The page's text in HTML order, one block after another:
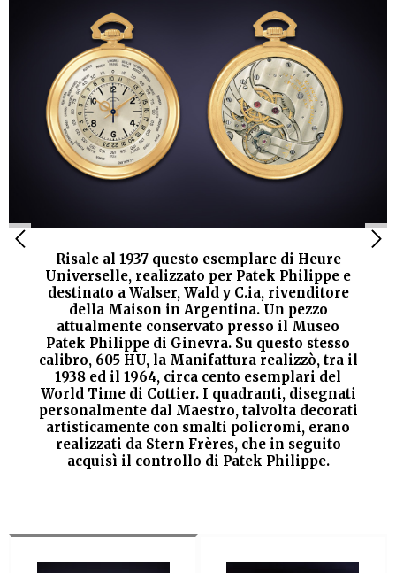
Risale al 1937 questo esemplare di Heure
Universelle, realizzato per Patek Philippe e
destinato a Walser, Wald y C.ia, rivenditore
della Maison in Argentina. Un pezzo
attualmente conservato presso il Museo
Patek Philippe di Ginevra. Su questo stesso
calibro, 605 HU, la Manifattura realizzò, tra il
1938 ed il 1964, circa cento esemplari del
World Time di Cottier. I quadranti, disegnati
personalmente dal Maestro, talvolta decorati
artisticamente con smalti policromi, erano
realizzati da Stern Frères, che in seguito
acquisì il controllo di Patek Philippe.